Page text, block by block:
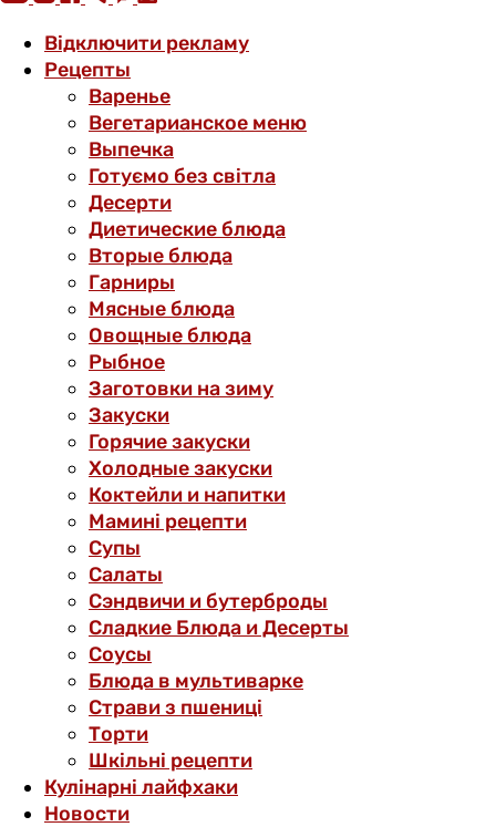
Відключити рекламу
Рецепты
Варенье
Вегетарианское меню
Выпечка
Готуємо без світла
Десерти
Диетические блюда
Вторые блюда
Гарниры
Мясные блюда
Овощные блюда
Рыбное
Заготовки на зиму
Закуски
Горячие закуски
Холодные закуски
Коктейли и напитки
Мамині рецепти
Супы
Салаты
Сэндвичи и бутерброды
Сладкие Блюда и Десерты
Соусы
Блюда в мультиварке
Страви з пшениці
Торти
Шкільні рецепти
Кулінарні лайфхаки
Новости